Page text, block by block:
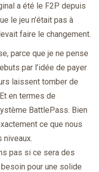
a été le F2P depuis
le jeu n’était pas à
faire le changement.
parce que je ne pense
par l’idée de payer
laissent tomber de
en termes de
BattlePass. Bien
ce que nous
niveaux.
pas si ce sera des
pour une solide